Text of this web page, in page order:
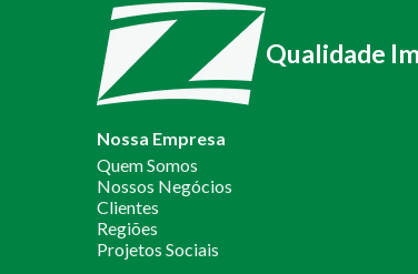
Qualidade
Nossa Empresa
Quem Somos
Nossos Negócios
Clientes
Regiões
Projetos Sociais